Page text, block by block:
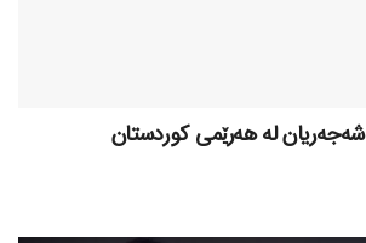
لە هەرێمی کوردستان